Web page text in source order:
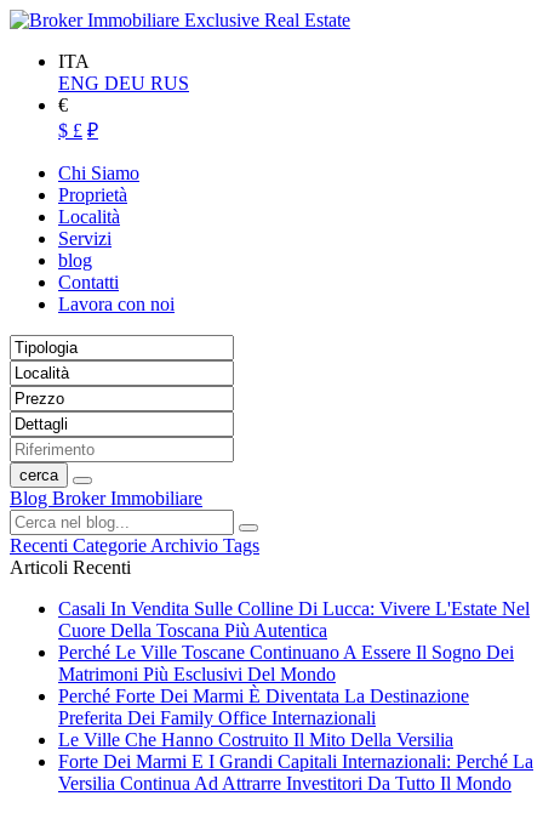
ITA
ENG DEU RUS
€
$ £ ₽
Chi Siamo
Proprietà
Località
Servizi
blog
Contatti
Lavora con noi
cerca
Blog Broker Immobiliare
Recenti Categorie Archivio Tags
Articoli Recenti
Casali In Vendita Sulle Colline Di Lucca: Vivere L'Estate Nel
Cuore Della Toscana Più Autentica
Perché Le Ville Toscane Continuano A Essere Il Sogno Dei
Matrimoni Più Esclusivi Del Mondo
Perché Forte Dei Marmi È Diventata La Destinazione
Preferita Dei Family Office Internazionali
Le Ville Che Hanno Costruito Il Mito Della Versilia
Forte Dei Marmi E I Grandi Capitali Internazionali: Perché La
Versilia Continua Ad Attrarre Investitori Da Tutto Il Mondo